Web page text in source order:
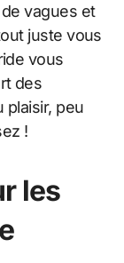
vagues et
juste vous
vous
des
plaisir, peu
!
les